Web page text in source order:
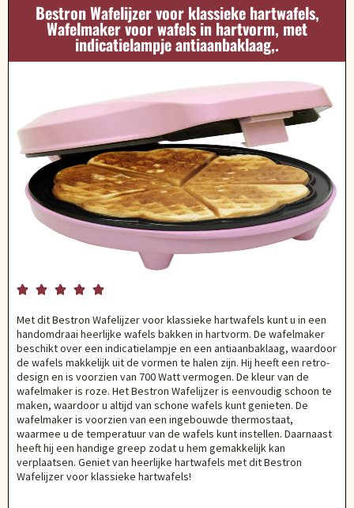
Bestron Wafelijzer voor klassieke hartwafels,
Wafelmaker voor wafels in hartvorm, met
indicatielampje antiaanbaklaag,.
    
Met dit Bestron Wafelijzer voor klassieke hartwafels kunt u in een
handomdraai heerlijke wafels bakken in hartvorm. De wafelmaker
beschikt over een indicatielampje en een antiaanbaklaag, waardoor
de wafels makkelijk uit de vormen te halen zijn. Hij heeft een retro-
design en is voorzien van 700 Watt vermogen. De kleur van de
wafelmaker is roze. Het Bestron Wafelijzer is eenvoudig schoon te
maken, waardoor u altijd van schone wafels kunt genieten. De
wafelmaker is voorzien van een ingebouwde thermostaat,
waarmee u de temperatuur van de wafels kunt instellen. Daarnaast
heeft hij een handige greep zodat u hem gemakkelijk kan
verplaatsen. Geniet van heerlijke hartwafels met dit Bestron
Wafelijzer voor klassieke hartwafels!